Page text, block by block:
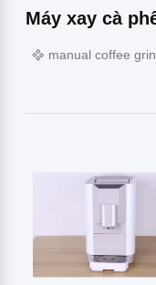
Máy xay cà
manual coffee